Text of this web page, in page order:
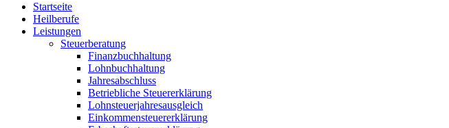
Startseite
Heilberufe
Leistungen
Steuerberatung
Finanzbuchhaltung
Lohnbuchhaltung
Jahresabschluss
Betriebliche Steuererklärung
Lohnsteuerjahresausgleich
Einkommensteuererklärung